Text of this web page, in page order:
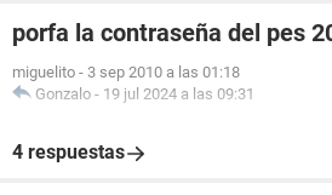
porfa la contraseña del pes
miguelito - 3 sep 2010 a las 01:18
Gonzalo - 19 jul 2024 a las 09:31
4 respuestas